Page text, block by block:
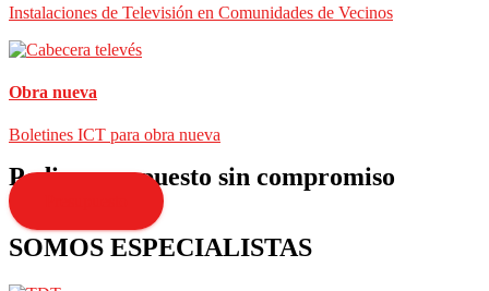
Instalaciones de Televisión en Comunidades de Vecinos
Obra nueva
Boletines ICT para obra nueva
Pedir presupuesto sin compromiso
SOMOS ESPECIALISTAS